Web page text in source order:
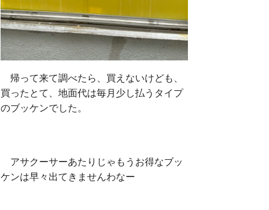
帰って来て調べたら、買えないけども、
買ったとて、地面代は毎月少し払うタイプ
のブッケンでした。
アサクーサーあたりじゃもうお得なブッ
ケンは早々出てきませんわなー